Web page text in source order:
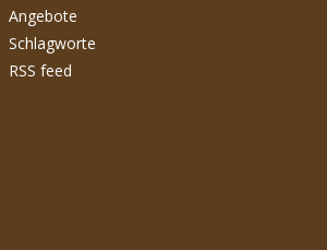
Angebote
Schlagworte
RSS feed